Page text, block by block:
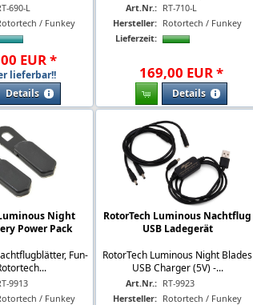
690-L
/ Funkey
00 EUR*
lieferbar!!
Details
Art.Nr.: RT-710-L
Hersteller: Rotortech / Funkey
Lieferzeit:
169,00 EUR*
Details
Night
Power Pack
Fun-
9913
/ Funkey
RotorTech Luminous Nachtflug
USB Ladegerät
RotorTech Luminous Night Blades
USB Charger (5V) -...
Art.Nr.: RT-9923
Hersteller: Rotortech / Funkey